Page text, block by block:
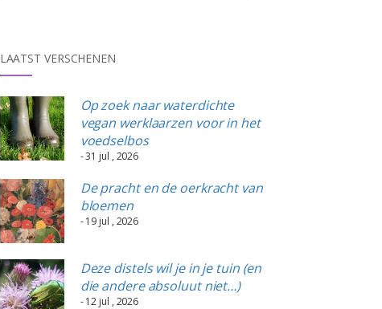
LAATST VERSCHENEN
Op zoek naar waterdichte
vegan werklaarzen voor in het
voedselbos
- 31 jul , 2026
De pracht en de oerkracht van
bloemen
- 19 jul , 2026
Deze distels wil je in je tuin (en
die andere absoluut niet…)
- 12 jul , 2026